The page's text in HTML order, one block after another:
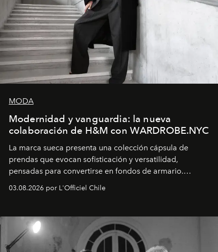
MODA
Modernidad y vanguardia: la nueva
colaboración de H&M con WARDROBE.NYC
La marca sueca presenta una colección cápsula de
prendas que evocan sofisticación y versatilidad,
pensadas para convertirse en fondos de armario.
03.08.2026 por L'Officiel Chile